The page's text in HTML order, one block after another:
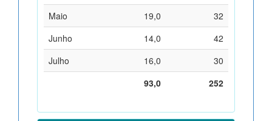
Maio
19,0
32
Junho
14,0
42
Julho
16,0
30
93,0
252